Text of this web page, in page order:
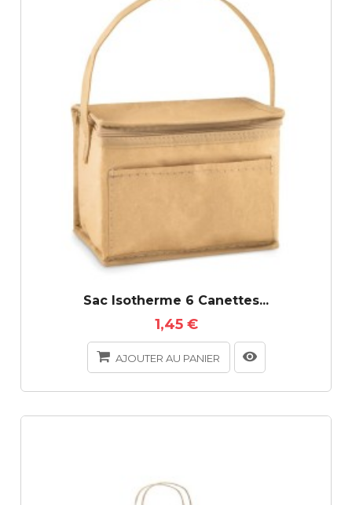
Sac Isotherme 6 Canettes...
1,45 €
AJOUTER AU PANIER